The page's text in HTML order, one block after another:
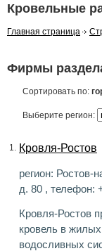
Кровельные
Главная страница
Фирмы
Сортировать по:
Выберите регион:
1. Кровля-Ростов
регион: Ростов-
д. 80 , телефон:
Кровля-Ростов
кровель в
водосливных